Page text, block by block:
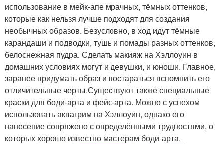
использование в мейк-апе мрачных, тёмных оттенков,
которые как нельзя лучше подходят для создания
необычных образов. Безусловно, в ход идут тёмные
карандаши и подводки, тушь и помады разных оттенков,
белоснежная пудра. Сделать макияж на Хэллоуин в
домашних условиях могут и девушки, и юноши. Главное,
заранее придумать образ и постараться вспомнить его
отличительные черты.Существуют также специальные
краски для боди-арта и фейс-арта. Можно с успехом
использовать аквагрим на Хэллоуин, однако его
нанесение сопряжено с определёнными трудностями, о
которых хорошо известно мастерам боди-арта.